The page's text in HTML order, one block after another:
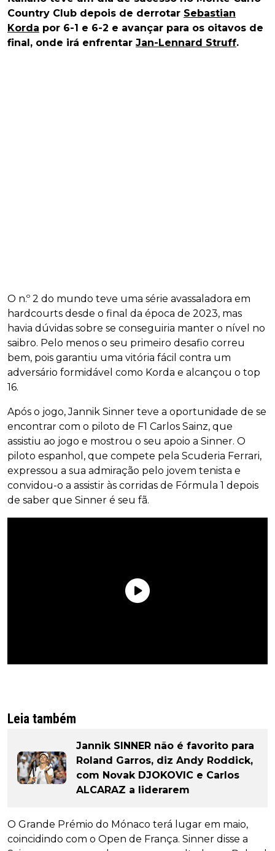
Country Club depois de derrotar Sebastian
Korda por 6-1 e 6-2 e avançar para os oitavos de
final, onde irá enfrentar Jan-Lennard Struff.
O n.º 2 do mundo teve uma série avassaladora em
hardcourts desde o final da época de 2023, mas
havia dúvidas sobre se conseguiria manter o nível no
saibro. Pelo menos o seu primeiro desafio correu
bem, pois garantiu uma vitória fácil contra um
adversário formidável como Korda e alcançou o top
16.
Após o jogo, Jannik Sinner teve a oportunidade de se
encontrar com o piloto de F1 Carlos Sainz, que
assistiu ao jogo e mostrou o seu apoio a Sinner. O
piloto espanhol, que compete pela Scuderia Ferrari,
expressou a sua admiração pelo jovem tenista e
convidou-o a assistir às corridas de Fórmula 1 depois
de saber que Sinner é seu fã.
Leia também
Jannik SINNER não é favorito para
Roland Garros, diz Andy Roddick,
com Novak DJOKOVIC e Carlos
ALCARAZ a liderarem
O Grande Prémio do Mónaco terá lugar em maio,
coincidindo com o Open de França. Sinner disse a